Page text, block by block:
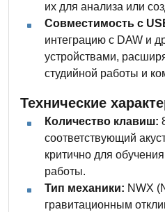
их для анализа или
Совместимость с
интеграцию с DAW и
устройствами,
студийной работы и
Технические
Количество клавиш:
соответствующий
критично для
работы.
Тип механики: NWX
гравитационным